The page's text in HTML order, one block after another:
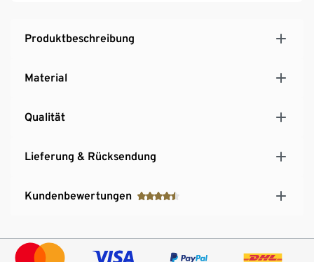
Produktbeschreibung
Material
Qualität
Lieferung & Rücksendung
Kundenbewertungen